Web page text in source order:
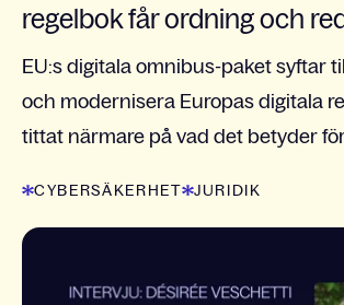
regelbok får ordning och
EU:s digitala omnibus-paket syftar
och modernisera Europas digitala
tittat närmare på vad det betyder
CYBERSÄKERHET JURIDIK